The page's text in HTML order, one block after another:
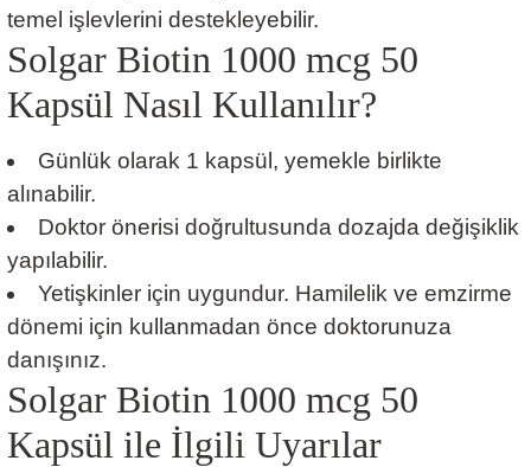
temel işlevlerini destekleyebilir.
Solgar Biotin 1000 mcg 50
Kapsül Nasıl Kullanılır?
Günlük olarak 1 kapsül, yemekle birlikte
alınabilir.
Doktor önerisi doğrultusunda dozajda değişiklik
yapılabilir.
Yetişkinler için uygundur. Hamilelik ve emzirme
dönemi için kullanmadan önce doktorunuza
danışınız.
Solgar Biotin 1000 mcg 50
Kapsül ile İlgili Uyarılar